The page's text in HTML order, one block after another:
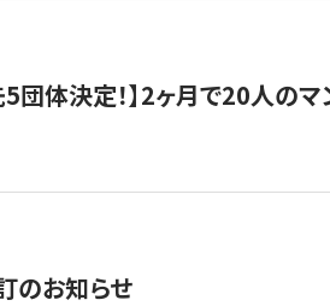
5団体決定！】2ヶ月で20人の
のお知らせ